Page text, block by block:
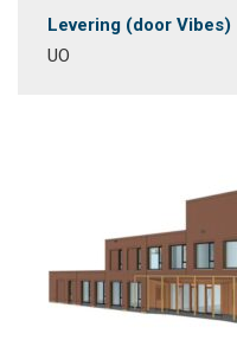
Levering (door Vibes)
UO